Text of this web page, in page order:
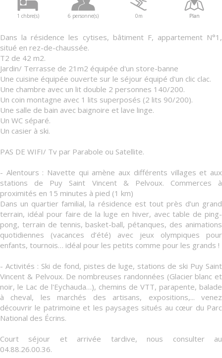
1 chbre(s) 6 personne(s) 0m Plan
Dans la résidence les cytises, bâtiment F, appartement N°1,
situé en rez-de-chaussée.
T2 de 42 m2.
Jardin/ Terrasse de 21m2 équipée d'un store-banne
Une cuisine équipée ouverte sur le séjour équipé d'un clic clac.
Une chambre avec un lit double 2 personnes 140/200.
Un coin montagne avec 1 lits superposés (2 lits 90/200).
Une salle de bain avec baignoire et lave linge.
Un WC séparé.
Un casier à ski.
PAS DE WIFI/ Tv par Parabole ou Satellite.
- Alentours : Navette qui amène aux différents villages et aux
stations de Puy Saint Vincent & Pelvoux. Commerces à
proximités en 15 minutes à pied (1 km)
Dans un quartier familial, la résidence est tout près d’un grand
terrain, idéal pour faire de la luge en hiver, avec table de ping-
pong, terrain de tennis, basket-ball, pétanques, des animations
quotidiennes (vacances d’été) avec jeux olympiques pour
enfants, tournois… idéal pour les petits comme pour les grands !
- Activités : Ski de fond, pistes de luge, stations de ski Puy Saint
Vincent & Pelvoux. De nombreuses randonnées (Glacier blanc et
noir, le Lac de l'Eychauda…), chemins de VTT, parapente, balade
à cheval, les marchés des artisans, expositions,... venez
découvrir le patrimoine et les paysages situés au cœur du Parc
National des Écrins.
Court séjour et arrivée tardive, nous consulter au
04.88.26.00.36.